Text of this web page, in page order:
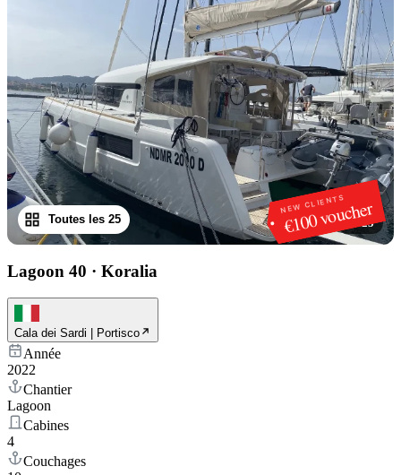
NEW CLIENTS
€100 voucher
1/25
Toutes les 25
Lagoon 40 · Koralia
Cala dei Sardi | Portisco
Année
2022
Chantier
Lagoon
Cabines
4
Couchages